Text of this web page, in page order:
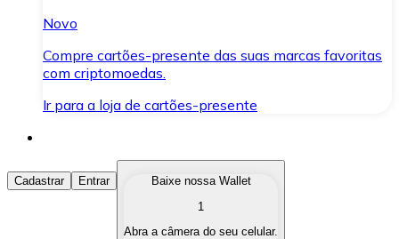
Novo
Compre cartões-presente das suas marcas favoritas
com criptomoedas.
Ir para a loja de cartões-presente
Comprar Criptomoedas
Compre as criptomoedas de seu interesse de forma
Cadastrar Entrar
Baixe nossa Wallet
1
Abra a câmera do seu celular.